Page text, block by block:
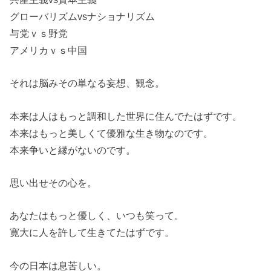
グローバリズムvsナショナリズム
与党ｖｓ野党
アメリカｖｓ中国
それは脳みその単なる妄想、観念。
本来は人はもっと調和した世界に住んでたはずです。
本来はもっと美しくて優雅な生き物なのです。
本来争いと縁がないのです。
思い出せその心を。
あなたはもっと優しく、いつも笑って。
寛大に人を許して生きてたはずです。
今の日本は息苦しい。